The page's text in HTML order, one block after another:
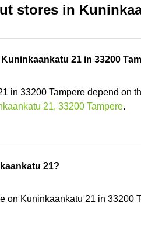
stores in
21 in 33200
in 33200 Tampere depend on
21, 33200 Tampere.
21?
on Kuninkaankatu 21 in 33200